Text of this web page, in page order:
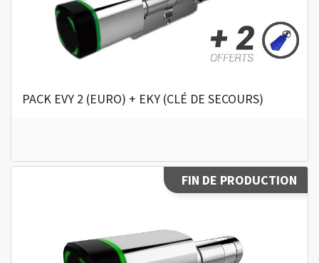
PACK EVY 2 (EURO) + EKY (CLÉ DE SECOURS)
FIN DE PRODUCTION